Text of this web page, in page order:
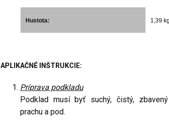
Hustota: 1,39
APLIKAČNÉ INŠTRUKCIE:
Príprava podkladu
Podklad musí byť suchý, čistý,
prachu a pod.